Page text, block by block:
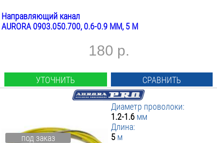
Направляющий канал
AURORA 0903.050.700, 0.6-0.9 ММ, 5 М
180 р.
УТОЧНИТЬ СРАВНИТЬ
под заказ
Диаметр проволоки:
1.2-1.6 мм
Длина:
5 м